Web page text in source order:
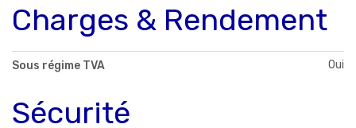
Charges & Rendement
Sous régime TVA Oui
Sécurité